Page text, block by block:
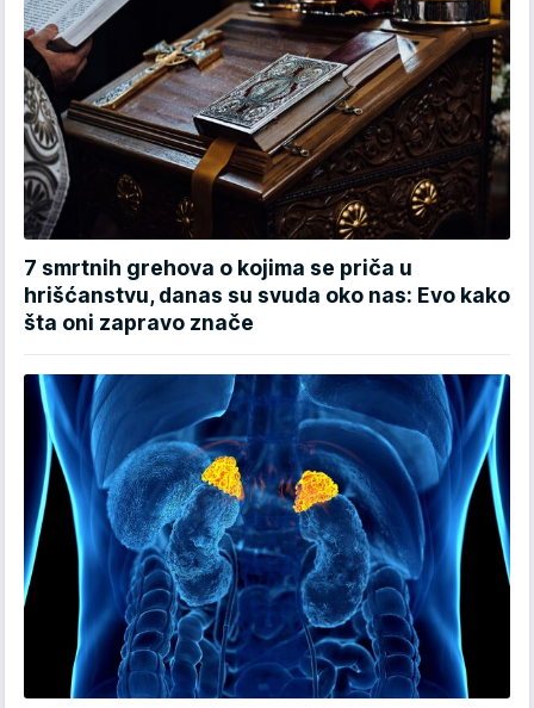
7 smrtnih grehova o kojima se priča u
hrišćanstvu, danas su svuda oko nas: Evo kako
šta oni zapravo znače